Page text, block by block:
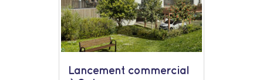
Lancement commercial